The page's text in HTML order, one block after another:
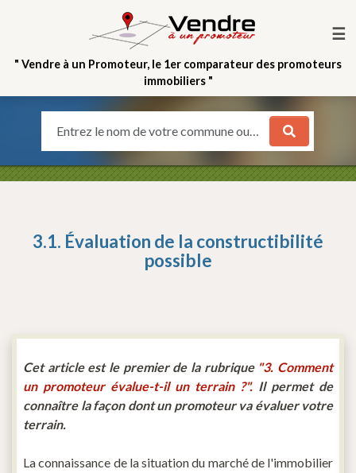
☰
" Vendre à un Promoteur, le 1er comparateur des promoteurs
immobiliers "
Entrez le nom de votre commune ou votre quartier
3.1. Évaluation de la constructibilité
possible
Cet article est le premier de la rubrique "3. Comment
un promoteur évalue-t-il un terrain ?". Il permet de
connaître la façon dont un promoteur va évaluer votre
terrain.
La connaissance de la situation du marché de l'immobilier